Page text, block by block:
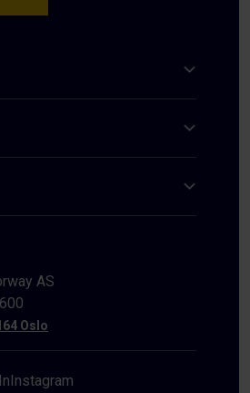
AS
Oslo
Instagram